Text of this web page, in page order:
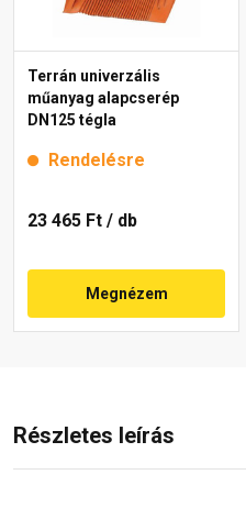
Terrán univerzális
műanyag alapcserép
DN125 tégla
Rendelésre
23 465 Ft / db
Megnézem
Részletes leírás